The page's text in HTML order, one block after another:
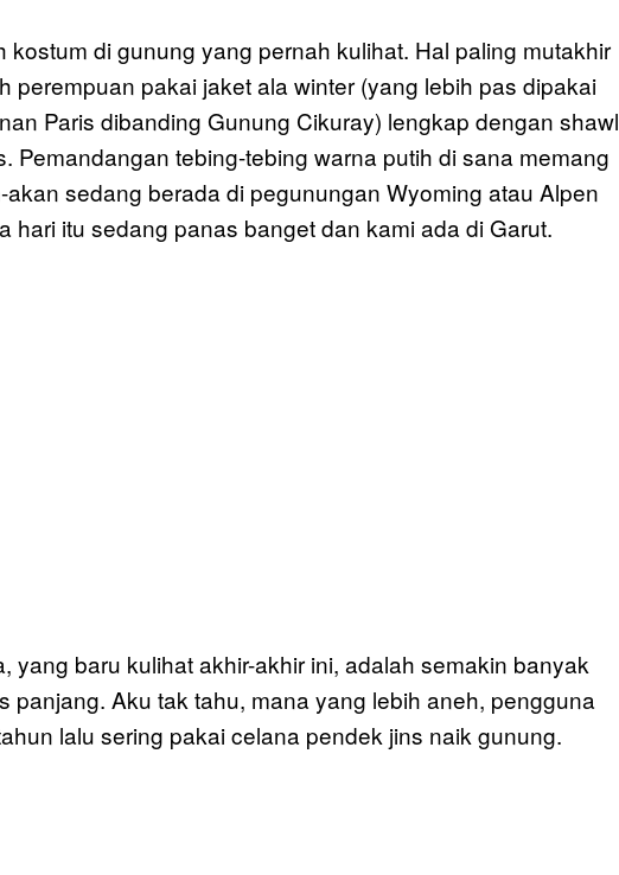
di gunung yang pernah kulihat. Hal paling mutakhir
perempuan pakai jaket ala winter (yang lebih pas dipakai
Paris dibanding Gunung Cikuray) lengkap dengan shawl
Pemandangan tebing-tebing warna putih di sana memang
sedang berada di pegunungan Wyoming atau Alpen
itu sedang panas banget dan kami ada di Garut.
yang baru kulihat akhir-akhir ini, adalah semakin banyak
panjang. Aku tak tahu, mana yang lebih aneh, pengguna
lalu sering pakai celana pendek jins naik gunung.